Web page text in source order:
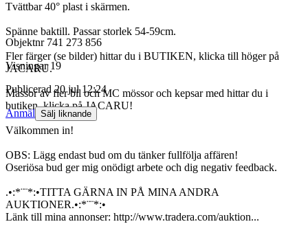
Tvättbar 40° plast i skärmen.
Spänne baktill. Passar storlek 54-59cm.
Fler färger (se bilder) hittar du i BUTIKEN, klicka till höger på
JACARU.
Massor av fler bil och MC mössor och kepsar med hittar du i
butiken, klicka på JACARU!
Välkommen in!
OBS: Lägg endast bud om du tänker fullfölja affären!
Oseriösa bud ger mig onödigt arbete och dig negativ feedback.
.•:*¨¨*:•TITTA GÄRNA IN PÅ MINA ANDRA
AUKTIONER.•:*¨¨*:•
Länk till mina annonser: http://www.tradera.com/auktion...
Objektnr 741 273 856
Visningar 19
Publicerad 20 jul 12:24
Anmäl Sälj liknande